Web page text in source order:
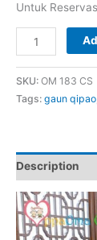
Untuk
Gaun
cheongsam
model
shanghai
corak
OM
CS
quantity
SKU: OM 183 CS
Tags: gaun qipao
Description